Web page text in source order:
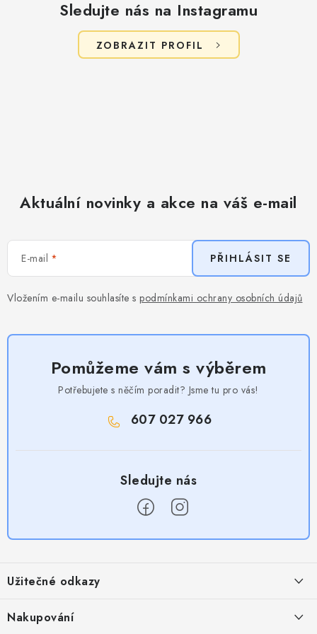
Sledujte nás na Instagramu
ZOBRAZIT PROFIL
Aktuální novinky a akce na váš e-mail
E-mail
Vložením e-mailu souhlasíte s podmínkami ochrany osobních údajů
PŘIHLÁSIT SE
Pomůžeme vám s výběrem
Potřebujete s něčím poradit? Jsme tu pro vás!
607 027 966
p
a
Užitečné odkazy
Nakupování